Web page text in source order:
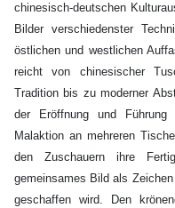
chinesisch-deutschen
Bilder verschiedenster
östlichen und westlichen
reicht von chinesischer
Tradition bis zu moderner
der Eröffnung und
Malaktion an mehreren
den Zuschauern ihre
gemeinsames Bild als
geschaffen wird. Den